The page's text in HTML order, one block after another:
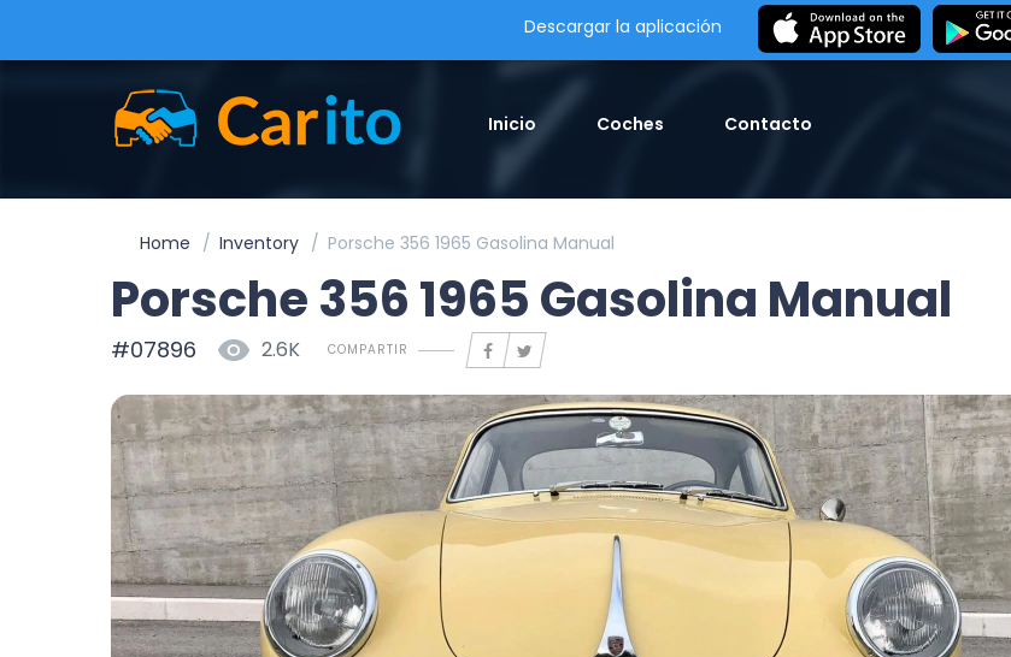
Descargar la aplicación
Inicio Coches Contacto
Home Inventory Porsche 356 1965 Gasolina Manual
Porsche 356 1965 Gasolina Manual
#07896 2.6K COMPARTIR